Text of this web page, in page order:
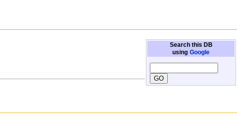
Search this DB
using Google